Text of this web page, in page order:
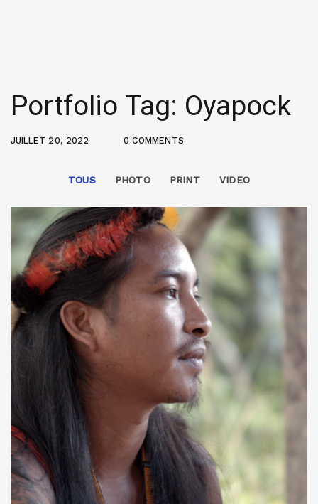
Portfolio Tag: Oyapock
JUILLET 20, 2022 0 COMMENTS
TOUS PHOTO PRINT VIDEO